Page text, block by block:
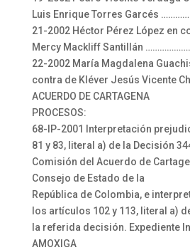
Luis Enrique Torres Garcés
21-2002 Héctor Pérez López en
Mercy Mackliff Santillán
22-2002 María Magdalena
contra de Kléver Jesús Vicente
ACUERDO DE CARTAGENA
PROCESOS:
68-IP-2001 Interpretación
81 y 83, literal a) de la Decisión
Comisión del Acuerdo de
Consejo de Estado de la
República de Colombia, e
los artículos 102 y 113, literal a)
la referida decisión. Expediente
AMOXIGA